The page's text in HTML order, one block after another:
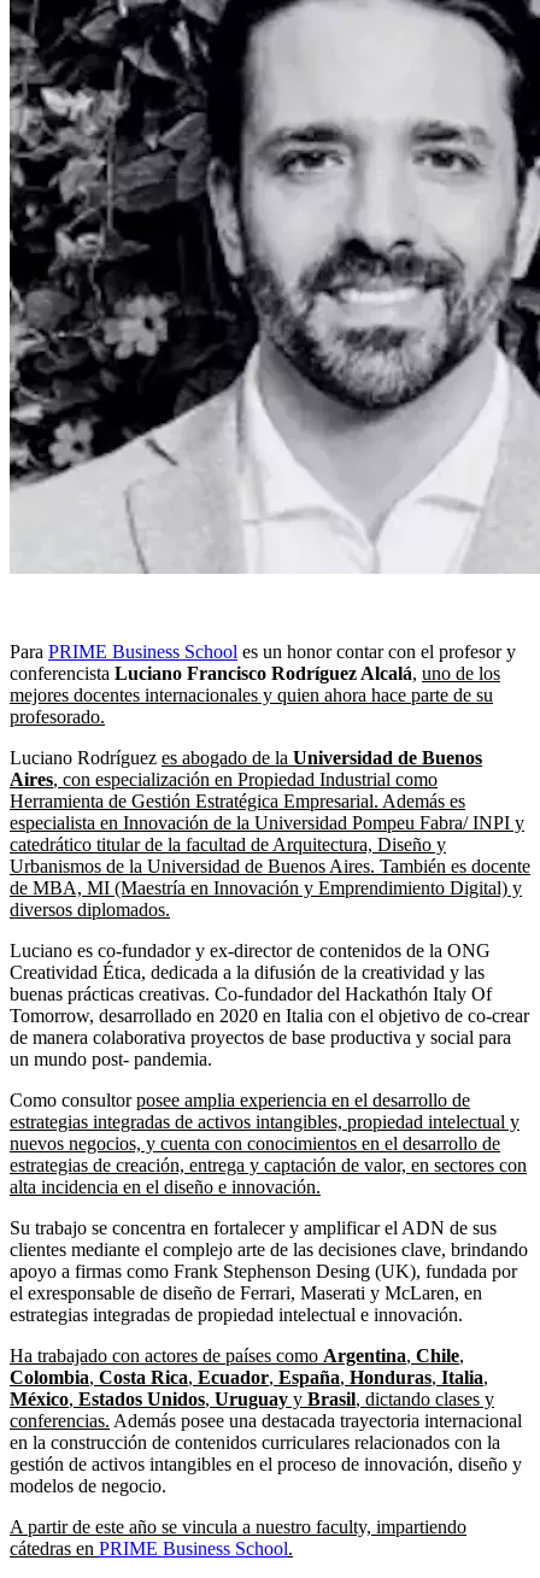
Para PRIME Business School es un honor contar con el profesor y
conferencista Luciano Francisco Rodríguez Alcalá, uno de los
mejores docentes internacionales y quien ahora hace parte de su
profesorado.
Luciano Rodríguez es abogado de la Universidad de Buenos
Aires, con especialización en Propiedad Industrial como
Herramienta de Gestión Estratégica Empresarial. Además es
especialista en Innovación de la Universidad Pompeu Fabra/ INPI y
catedrático titular de la facultad de Arquitectura, Diseño y
Urbanismos de la Universidad de Buenos Aires. También es docente
de MBA, MI (Maestría en Innovación y Emprendimiento Digital) y
diversos diplomados.
Luciano es co-fundador y ex-director de contenidos de la ONG
Creatividad Ética, dedicada a la difusión de la creatividad y las
buenas prácticas creativas. Co-fundador del Hackathón Italy Of
Tomorrow, desarrollado en 2020 en Italia con el objetivo de co-crear
de manera colaborativa proyectos de base productiva y social para
un mundo post- pandemia.
Como consultorposee amplia experiencia en el desarrollo de
estrategias integradas de activos intangibles, propiedad intelectual y
nuevos negocios, y cuenta con conocimientos en el desarrollo de
estrategias de creación, entrega y captación de valor, en sectores con
alta incidencia en el diseño e innovación.
Su trabajo se concentra en fortalecer y amplificar el ADN de sus
clientes mediante el complejo arte de las decisiones clave, brindando
apoyo a firmas como Frank Stephenson Desing (UK), fundada por
el exresponsable de diseño de Ferrari, Maserati y McLaren, en
estrategias integradas de propiedad intelectual e innovación.
Ha trabajado con actores de países como Argentina, Chile,
Colombia, Costa Rica, Ecuador, España, Honduras, Italia,
México, Estados Unidos, Uruguay y Brasil, dictando clases y
conferencias. Además posee una destacada trayectoria internacional
en la construcción de contenidos curriculares relacionados con la
gestión de activos intangibles en el proceso de innovación, diseño y
modelos de negocio.
A partir de este año se vincula a nuestro faculty, impartiendo
cátedras en PRIME Business School.